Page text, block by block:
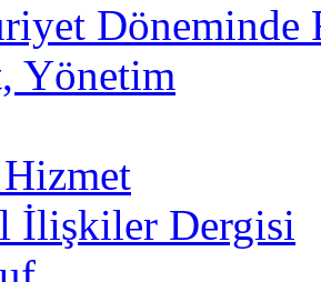
Döneminde
Yönetim
İlişkiler Dergisi